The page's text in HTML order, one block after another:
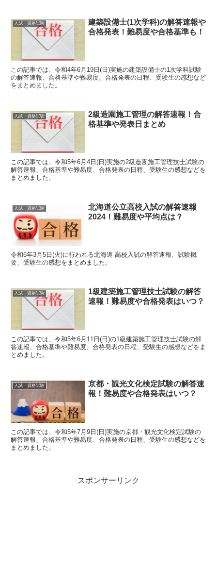
入試・資格試験
建築設備士(1次学科)の解答速報や
合格発表！難易度や合格基準も！
この記事では、令和4年6月19日(日)実施の建築設備士の1次学科試験
の解答速報、合格基準や難易度、合格発表の日程、受験生の感想など
をまとめました。
入試・資格試験
2級造園施工管理の解答速報！合
格基準や発表日まとめ
この記事では、令和5年6月4日(日)実施の2級造園施工管理技士試験の
解答速報、合格基準や難易度、合格発表の日程、受験生の感想などを
まとめました。
入試・資格試験
北海道公立高校入試の解答速報
2024！難易度や平均点は？
令和6年3月5日(火)に行われる北海道 高校入試の解答速報、試験概
要、受験生の感想をまとめました。
入試・資格試験
1級建築施工管理技士試験の解答
速報！難易度や合格発表はいつ？
この記事では、令和5年6月11日(日)の1級建築施工管理技士試験の解
答速報、合格基準や難易度、合格発表の日程、受験生の感想などをま
とめました。
入試・資格試験
京都・観光文化検定試験の解答速
報！難易度や合格発表はいつ？
この記事では、令和5年7月9日(日)実施の京都・観光文化検定試験の
解答速報、合格基準や難易度、合格発表の日程、受験生の感想などを
まとめました。
スポンサーリンク